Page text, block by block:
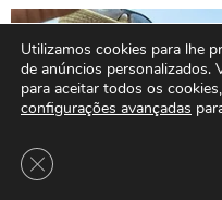
Utilizamos cookies para lhe
de anúncios personalizados.
para aceitar todos os
configurações avançadas
Close GDPR Cookie Banner